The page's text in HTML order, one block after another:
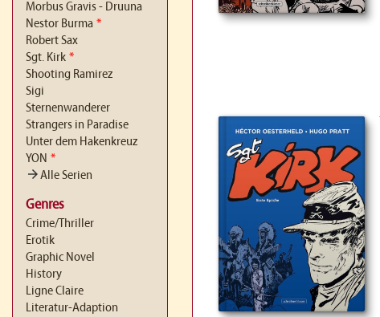
Morbus Gravis - Druuna
Nestor Burma *
Robert Sax
Sgt. Kirk *
Shooting Ramirez
Sigi
Sternenwanderer
Strangers in Paradise
Unter dem Hakenkreuz
YON *
arrow_forwardAlle Serien
Genres
Crime/Thriller
Erotik
Graphic Novel
History
Ligne Claire
Literatur-Adaption